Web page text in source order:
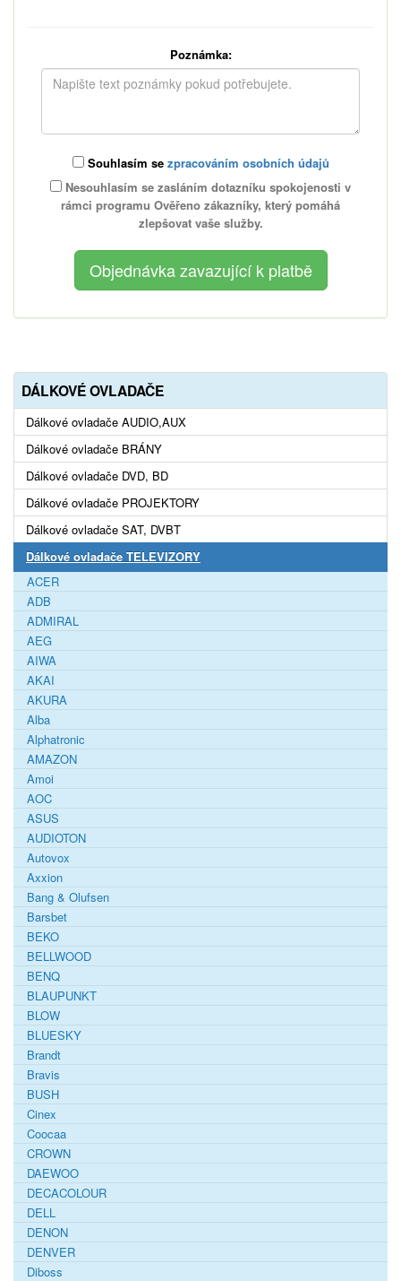
Poznámka:
Souhlasím se zpracováním osobních údajů
Nesouhlasím se zasláním dotazníku spokojenosti v
rámci programu Ověřeno zákazníky, který pomáhá
zlepšovat vaše služby.
DÁLKOVÉ OVLADAČE
Dálkové ovladače AUDIO,AUX
Dálkové ovladače BRÁNY
Dálkové ovladače DVD, BD
Dálkové ovladače PROJEKTORY
Dálkové ovladače SAT, DVBT
Dálkové ovladače TELEVIZORY
ACER
ADB
ADMIRAL
AEG
AIWA
AKAI
AKURA
Alba
Alphatronic
AMAZON
Amoi
AOC
ASUS
AUDIOTON
Autovox
Axxion
Bang & Olufsen
Barsbet
BEKO
BELLWOOD
BENQ
BLAUPUNKT
BLOW
BLUESKY
Brandt
Bravis
BUSH
Cinex
Coocaa
CROWN
DAEWOO
DECACOLOUR
DELL
DENON
DENVER
Diboss